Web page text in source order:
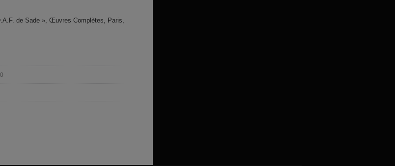
de Sade », Œuvres Complètes, Paris,